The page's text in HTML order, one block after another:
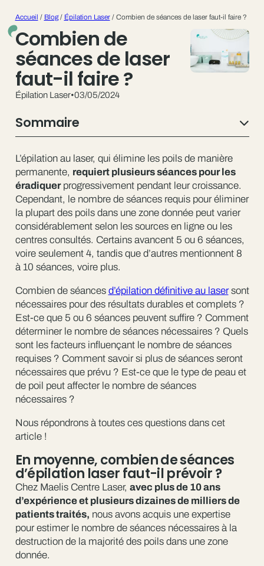
Accueil / Blog/ Épilation Laser/ Combien de séances de laser faut-il faire ?
Combien de
séances de laser
faut-il faire ?
Épilation Laser•03/05/2024
L’épilation au laser, qui élimine les poils de manière
permanente, requiert plusieurs séances pour les
éradiquerprogressivement pendant leur croissance.
Cependant, le nombre de séances requis pour éliminer
la plupart des poils dans une zone donnée peut varier
considérablement selon les sources en ligne ou les
centres consultés. Certains avancent 5 ou 6 séances,
voire seulement 4, tandis que d’autres mentionnent 8
à 10 séances, voire plus.
Combien de séances d’épilation définitive au lasersont
nécessaires pour des résultats durables et complets ?
Est-ce que 5 ou 6 séances peuvent suffire ? Comment
déterminer le nombre de séances nécessaires ? Quels
sont les facteurs influençant le nombre de séances
requises ? Comment savoir si plus de séances seront
nécessaires que prévu ? Est-ce que le type de peau et
de poil peut affecter le nombre de séances
nécessaires ?
Nous répondrons à toutes ces questions dans cet
article !
En moyenne, combien de séances
d’épilation laser faut-il prévoir ?
Chez Maelis Centre Laser, avec plus de 10 ans
d’expérience et plusieurs dizaines de milliers de
patients traités, nous avons acquis une expertise
pour estimer le nombre de séances nécessaires à la
destruction de la majorité des poils dans une zone
donnée.
Sommaire